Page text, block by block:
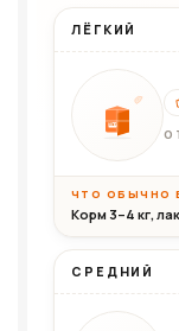
ЛЁГКИЙ
10кг
ЧТО ОБЫЧНО
Корм 3–4 кг,
СРЕДНИЙ